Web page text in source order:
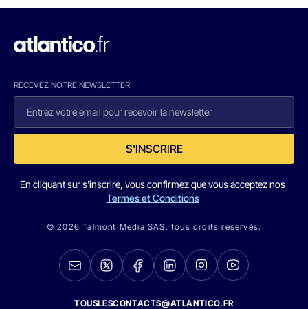
RECEVEZ NOTRE NEWSLETTER
S'INSCRIRE
En cliquant sur s'inscrire, vous confirmez que vous acceptez nos
Termes et Conditions
© 2026 Talmont Media SAS. tous droits réservés.
TOUSLESCONTACTS@ATLANTICO.FR